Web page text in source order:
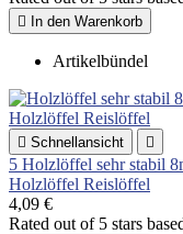
 In den Warenkorb
Artikelbündel
 Schnellansicht 
5 Holzlöffel sehr stabil
Holzlöffel Reislöffel
4,09 €
Rated out of 5 stars